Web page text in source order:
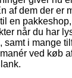
af dem der er
en
når du har
samt i mange
ved køb